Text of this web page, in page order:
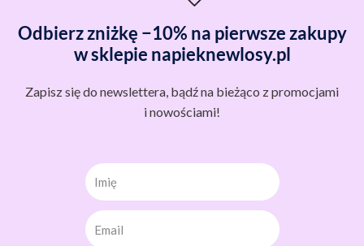
Odbierz zniżkę −10% na pierwsze zakupy
w sklepie napieknewlosy.pl
Zapisz się do newslettera, bądź na bieżąco z promocjami
i nowościami!
Imię